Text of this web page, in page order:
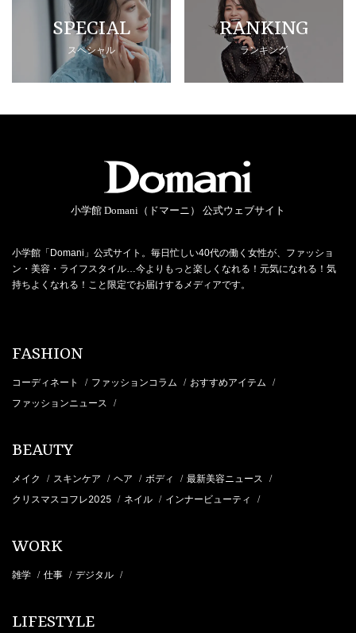
SPECIAL
スペシャル
RANKING
ランキング
小学館 Domani（ドマーニ） 公式ウェブサイト
小学館「Domani」公式サイト。毎日忙しい40代の働く女性が、ファッショ
ン・美容・ライフスタイル…今よりもっと楽しくなれる！元気になれる！気
持ちよくなれる！こと限定でお届けするメディアです。
FASHION
コーディネート / ファッションコラム / おすすめアイテム /
ファッションニュース /
BEAUTY
メイク / スキンケア / ヘア / ボディ / 最新美容ニュース /
クリスマスコフレ2025 / ネイル / インナービューティ /
WORK
雑学 / 仕事 / デジタル /
LIFESTYLE